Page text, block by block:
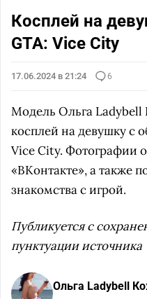
Косплей на
GTA: Vice City
17.06.2024 в 21:24 6
Модель Ольга Ladybell
косплей на девушку с
Vice City. Фотографии
«ВКонтакте», а также
знакомства с игрой.
Публикуется с
пунктуации источника
Ольга Ladybell